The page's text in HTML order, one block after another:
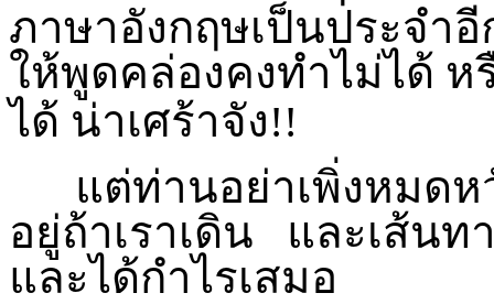
ภาษาอังกฤษเป็นประจำ
ให้พูดคล่องคงทำไม่ได้
ได้ น่าเศร้าจัง!!
แต่ท่านอย่าเพิ่งหมดห
อยู่ถ้าเราเดิน และเส้นท
และได้กำไรเสมอ